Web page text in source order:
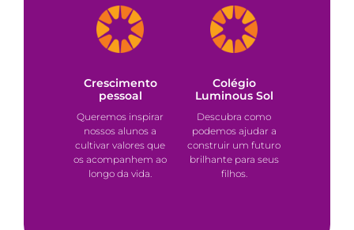
Crescimento
pessoal
Queremos inspirar
nossos alunos a
cultivar valores que
os acompanhem ao
longo da vida.
Colégio
Luminous Sol
Descubra como
podemos ajudar a
construir um futuro
brilhante para seus
filhos.